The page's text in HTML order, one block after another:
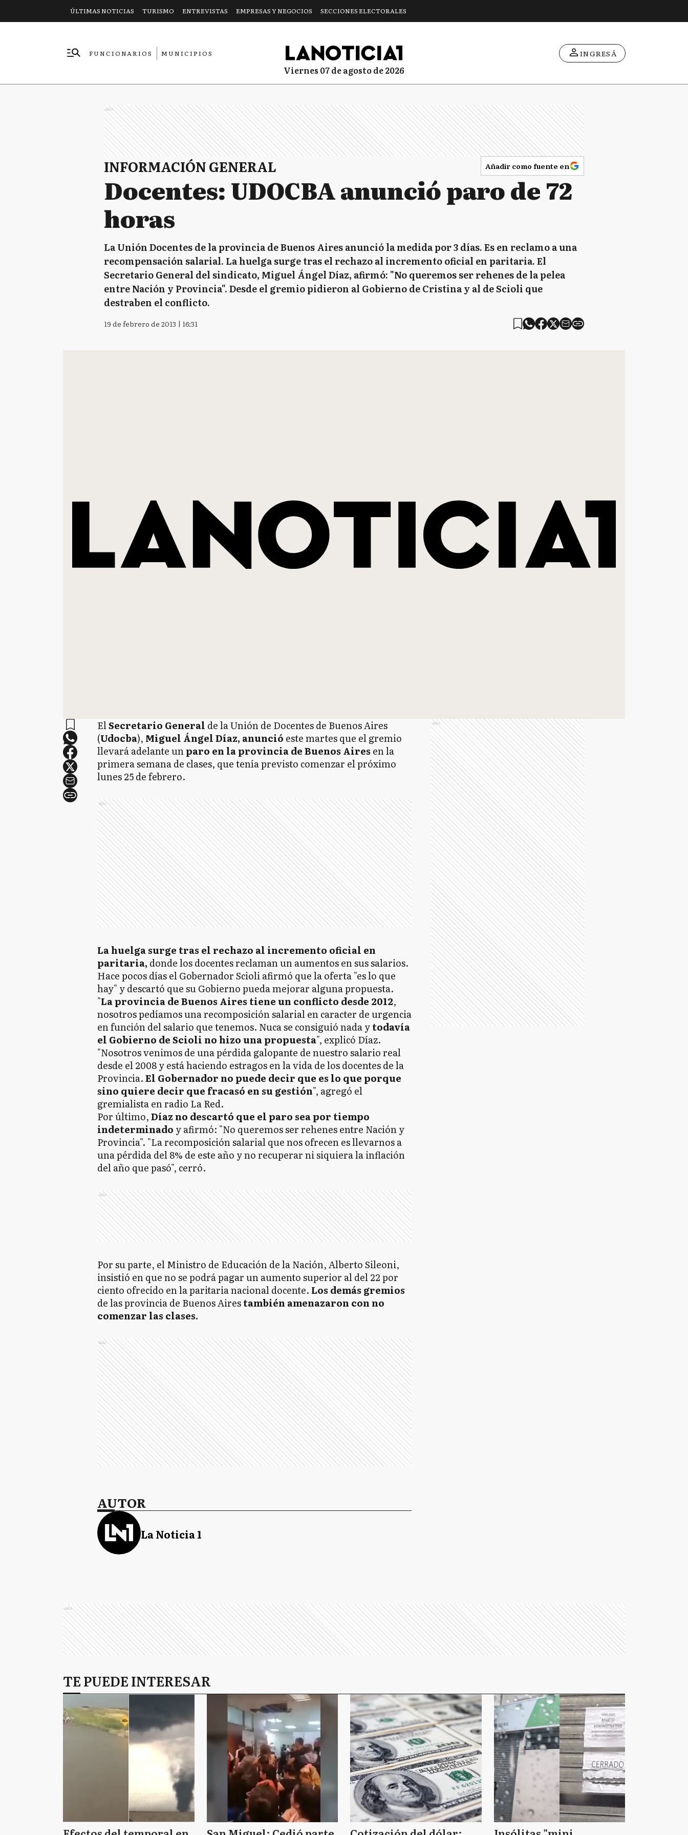
ÚLTIMAS NOTICIAS TURISMO ENTREVISTAS EMPRESAS Y NEGOCIOS SECCIONES ELECTORALES
FUNCIONARIOS
MUNICIPIOS
viernes 07 de agosto de 2026
INGRESÁ
Ads
INFORMACIÓN GENERAL Añadir como fuente en
Docentes: UDOCBA anunció paro de 72
horas
La Unión Docentes de la provincia de Buenos Aires anunció la medida por 3 días. Es en reclamo a una
recompensación salarial. La huelga surge tras el rechazo al incremento oficial en paritaria. El
Secretario General del sindicato, Miguel Ángel Díaz, afirmó: "No queremos ser rehenes de la pelea
entre Nación y Provincia". Desde el gremio pidieron al Gobierno de Cristina y al de Scioli que
destraben el conflicto.
19 de febrero de 2013 | 16:31
ElSecretario General de la Unión de Docentes de Buenos Aires
(Udocba), Miguel Ángel Díaz, anunció este martes que el gremio
llevará adelante unparo en la provincia de Buenos Aires en la
primera semana de clases, que tenía previsto comenzar el próximo
lunes 25 de febrero.
Ads
La huelga surge tras el rechazo al incremento oficial en
paritaria, donde los docentes reclaman un aumentos en sus salarios.
Hace pocos días el Gobernador Scioli afirmó que la oferta "es lo que
hay" y descartó que su Gobierno pueda mejorar alguna propuesta.
"La provincia de Buenos Aires tiene un conflicto desde 2012,
nosotros pedíamos una recomposición salarial en caracter de urgencia
en función del salario que tenemos. Nuca se consiguió nada ytodavía
el Gobierno de Scioli no hizo una propuesta", explicó Díaz.
"Nosotros venimos de una pérdida galopante de nuestro salario real
desde el 2008 y está haciendo estragos en la vida de los docentes de la
Provincia.El Gobernador no puede decir que es lo que porque
sino quiere decir que fracasó en su gestión", agregó el
gremialista en radio La Red.
Por último,Díaz no descartó que el paro sea por tiempo
indeterminado y afirmó: "No queremos ser rehenes entre Nación y
Provincia". "La recomposición salarial que nos ofrecen es llevarnos a
una pérdida del 8% de este año y no recuperar ni siquiera la inflación
del año que pasó", cerró.
Ads
Por su parte, el Ministro de Educación de la Nación, Alberto Sileoni,
insistió en que no se podrá pagar un aumento superior al del 22 por
ciento ofrecido en la paritaria nacional docente. Los demás gremios
de las provincia de Buenos Airestambién amenazaron con no
comenzar las clases.
Ads
AUTOR
La Noticia 1
Ads
Ads
TE PUEDE INTERESAR